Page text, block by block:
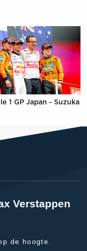
1 GP Japan - Suzuka
Verstappen
de hoogte.